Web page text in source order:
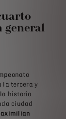
general
la tercera y
historia
ciudad